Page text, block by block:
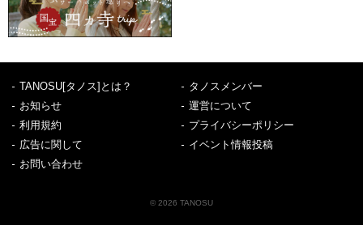
TANOSU[タノス]とは？
タノスメンバー
お知らせ
運営について
利用規約
プライバシーポリシー
広告に関して
イベント情報投稿
お問い合わせ
© 2026 TANOSU